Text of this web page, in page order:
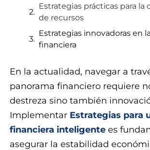
Estrategias prácticas para la
de recursos
Estrategias innovadoras en
financiera
En la actualidad, navegar a
panorama financiero requiere
destreza sino también
Implementar Estrategias para
financiera inteligente es
asegurar la estabilidad